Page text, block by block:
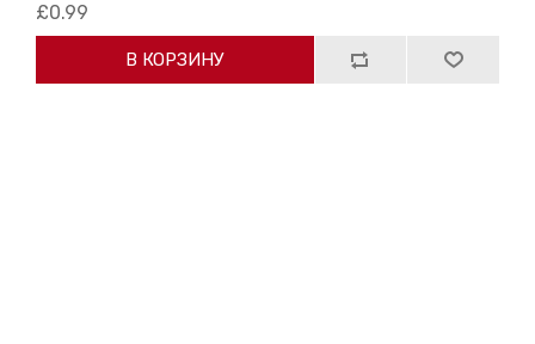
£0.99
В КОРЗИНУ